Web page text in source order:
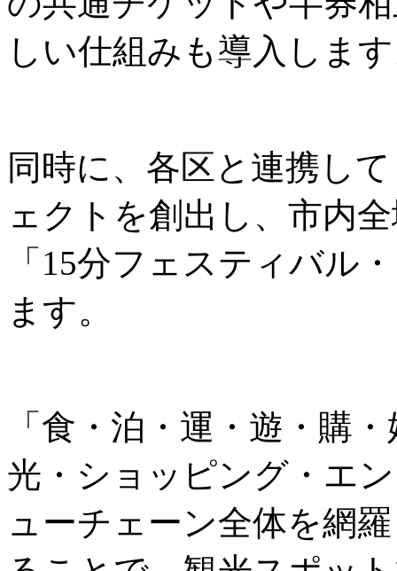
しい仕組みも導入しま
同時に、各区と連携し
ェクトを創出し、市内
「15分フェスティバル
ます。
「食・泊・運・遊・購
光・ショッピング・エ
ューチェーン全体を網